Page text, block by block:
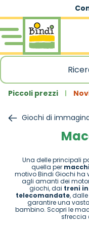
Salta al contenuto
Piccoli prezzi
Giochi di
Una delle principali
quella per
motivo Bindi Giochi ha
agli amanti dei
giochi, dai treni
telecomandate, dalle
garantire una
bambino. Scopri le
sfreccia